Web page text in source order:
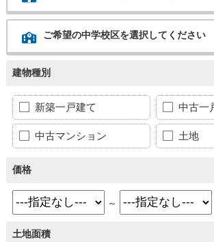
ご希望の中学校区を選択してください
建物種別
新築一戸建て 中古一
中古マンション 土地
価格
～
土地面積